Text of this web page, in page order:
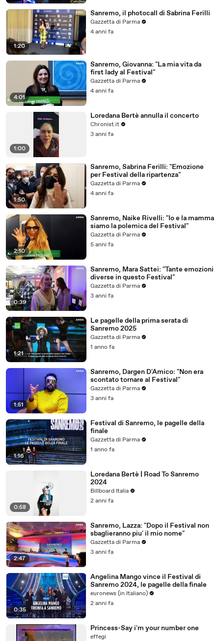
1:20
Sanremo, il photocall di Sabrina Ferilli
Gazzetta di Parma
4 anni fa
4:01
Sanremo, Giovanna: "La mia vita da
first lady al Festival"
Gazzetta di Parma
4 anni fa
1:00
Loredana Bertè annulla il concerto
Chronist.it
3 anni fa
1:50
Sanremo, Sabrina Ferilli: "Emozione
per Festival della ripartenza"
Gazzetta di Parma
4 anni fa
2:10
Sanremo, Naike Rivelli: "Io e la mamma
siamo la polemica del Festival"
Gazzetta di Parma
5 anni fa
0:39
Sanremo, Mara Sattei: "Tante emozioni
diverse in questo Festival"
Gazzetta di Parma
3 anni fa
1:21
Le pagelle della prima serata di
Sanremo 2025
Gazzetta di Parma
1 anno fa
1:51
Sanremo, Dargen D'Amico: "Non era
scontato tornare al Festival"
Gazzetta di Parma
3 anni fa
1:16
Festival di Sanremo, le pagelle della
finale
Gazzetta di Parma
1 anno fa
0:58
Loredana Bertè | Road To Sanremo
2024
Billboard Italia
2 anni fa
2:47
Sanremo, Lazza: "Dopo il Festival non
sbaglieranno piu' il mio nome"
Gazzetta di Parma
3 anni fa
0:35
Angelina Mango vince il Festival di
Sanremo 2024, le pagelle della finale
euronews (in Italiano)
2 anni fa
Princess-Say i'm your number one
effegi